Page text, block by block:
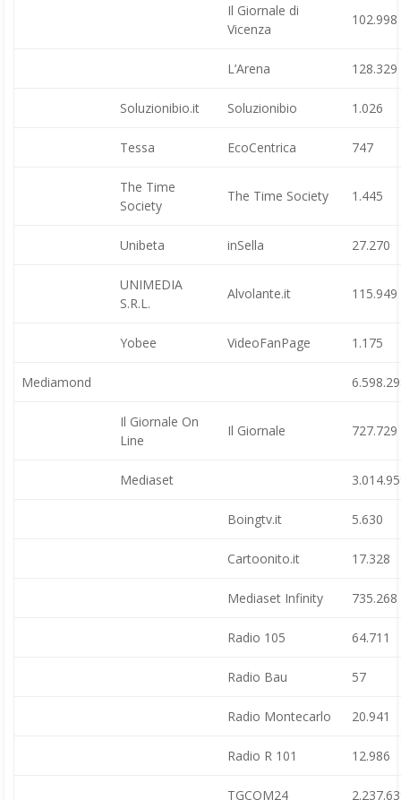
Il Giornale di
Vicenza
102.998
L’Arena 128.329
Soluzionibio.it Soluzionibio 1.026
Tessa EcoCentrica 747
The Time
Society
The Time Society 1.445
Unibeta inSella 27.270
UNIMEDIA
S.R.L.
Alvolante.it 115.949
Yobee VideoFanPage 1.175
Mediamond
Il Giornale On
Line
Il Giornale 727.729
Mediaset
Boingtv.it 5.630
Cartoonito.it 17.328
Mediaset Infinity 735.268
Radio 105 64.711
Radio Bau 57
Radio Montecarlo 20.941
Radio R 101 12.986
TGCOM24